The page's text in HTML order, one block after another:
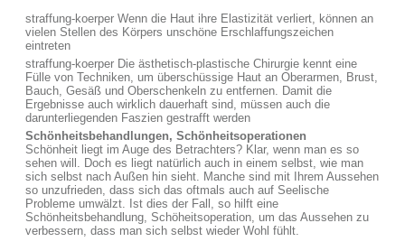
straffung-koerper Wenn die Haut ihre Elastizität verliert, können an
vielen Stellen des Körpers unschöne Erschlaffungszeichen
eintreten
straffung-koerper Die ästhetisch-plastische Chirurgie kennt eine
Fülle von Techniken, um überschüssige Haut an Oberarmen, Brust,
Bauch, Gesäß und Oberschenkeln zu entfernen. Damit die
Ergebnisse auch wirklich dauerhaft sind, müssen auch die
darunterliegenden Faszien gestrafft werden
Schönheitsbehandlungen, Schönheitsoperationen
Schönheit liegt im Auge des Betrachters? Klar, wenn man es so
sehen will. Doch es liegt natürlich auch in einem selbst, wie man
sich selbst nach Außen hin sieht. Manche sind mit Ihrem Aussehen
so unzufrieden, dass sich das oftmals auch auf Seelische
Probleme umwälzt. Ist dies der Fall, so hilft eine
Schönheitsbehandlung, Schöheitsoperation, um das Aussehen zu
verbessern, dass man sich selbst wieder Wohl fühlt.